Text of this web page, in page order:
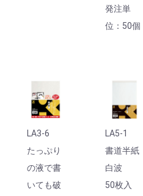
発注単
位：50個
LA3-6
たっぷり
の液で書
いても破
LA5-1
書道半紙
白波
50枚入